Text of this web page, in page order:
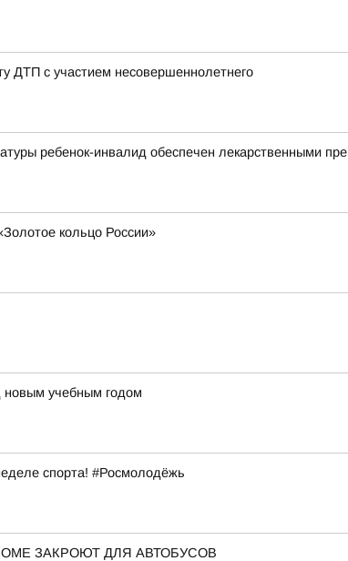
ДТП с участием несовершеннолетнего
ребенок-инвалид обеспечен лекарственными
кольцо России»
новым учебным годом
спорта! #Росмолодёжь
ЗАКРОЮТ ДЛЯ АВТОБУСОВ